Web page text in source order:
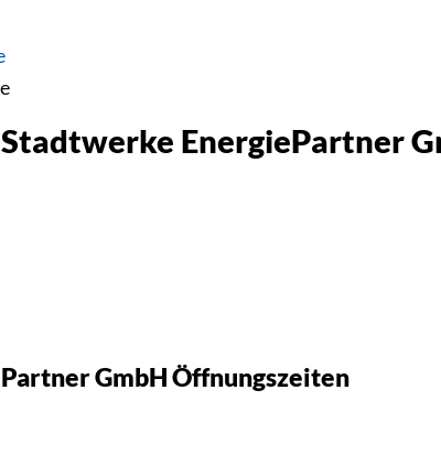
EnergiePartner
GmbH Öffnungszeiten